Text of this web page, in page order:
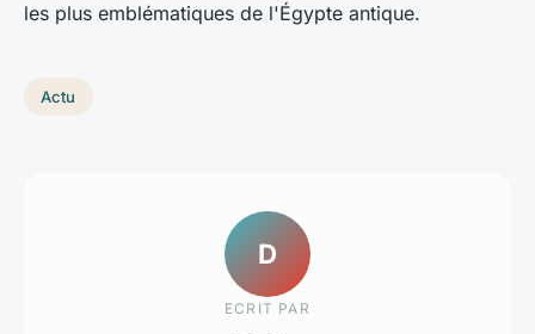
les plus emblématiques de l'Égypte antique.
Actu
D
ECRIT PAR